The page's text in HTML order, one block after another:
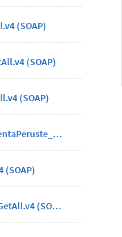
(SOAP)
(SOAP)
(SOAP)
K_SalassapitoajanLaskentaPeruste_GetAll.v4 (SOAP)
(SOAP)
K_SalassaPitoPeruste_GetAll.v4 (SOAP)